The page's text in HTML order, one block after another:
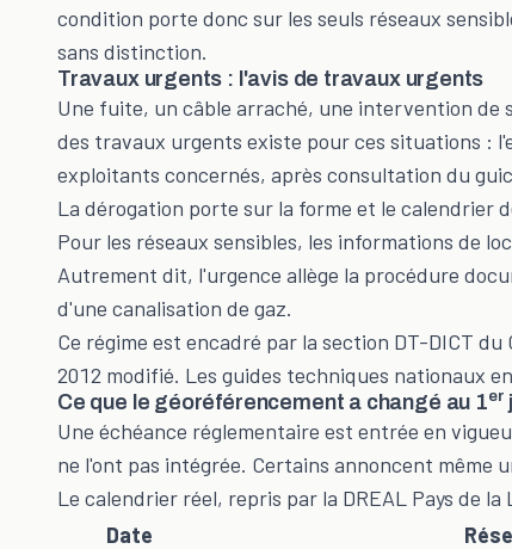
condition porte donc sur les seuls réseaux
sans distinction.
Travaux urgents : l'avis de travaux urgents
Une fuite, un câble arraché, une intervention
des travaux urgents existe pour ces situations :
exploitants concernés, après consultation du
La dérogation porte sur la forme et le calendrier
Pour les réseaux sensibles, les informations de
Autrement dit, l'urgence allège la procédure
d'une canalisation de gaz.
Ce régime est encadré par la section DT-DICT
2012 modifié. Les guides techniques nationaux
Ce que le géoréférencement a changé au 1er
Une échéance réglementaire est entrée en
ne l'ont pas intégrée. Certains annoncent même
Le calendrier réel, repris par la DREAL Pays de
Date